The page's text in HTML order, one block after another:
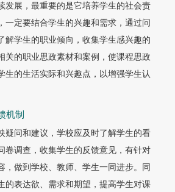
发展，最重要的是它培养学生的社会责
一定要结合学生的兴趣和需求，通过问
解学生的职业倾向，收集学生感兴趣的
关的职业思政素材和案例，使课程思政
生的生活实际和兴趣点，以增强学生认
机制
疑问和建议，学校应及时了解学生的看
卷调查，收集学生的反馈意见，有针对
，做到学校、教师、学生一同进步。同
的表达欲、需求和期望，提高学生对课